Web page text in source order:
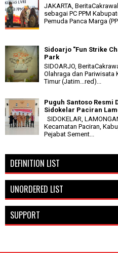
JAKARTA,
sebagai PC PPM
Pemuda Panca Marga
Sidoarjo "Fun Strike
Park
SIDOARJO,
Olahraga dan Pariwisata
Timur (Jatim...red)...
Puguh Santoso Resmi
Sidokelar Paciran
SIDOKELAR,
Kecamatan Paciran,
Pejabat Sement...
DEFINITION LIST
UNORDERED LIST
SUPPORT